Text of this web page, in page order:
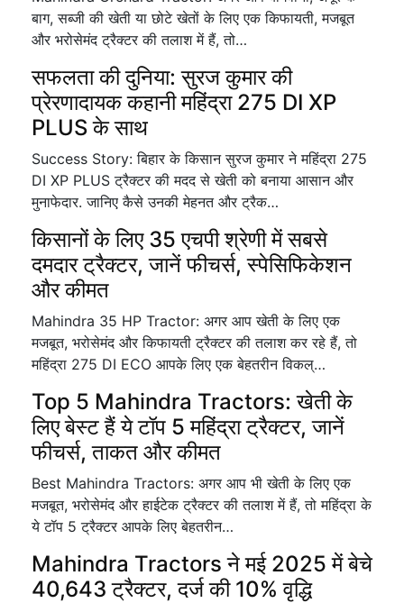
बाग, सब्जी की खेती या छोटे खेतों के लिए एक किफायती, मजबूत
और भरोसेमंद ट्रैक्टर की तलाश में हैं, तो…
सफलता की दुनिया: सुरज कुमार की
प्रेरणादायक कहानी महिंद्रा 275 DI XP
PLUS के साथ
Success Story: बिहार के किसान सुरज कुमार ने महिंद्रा 275
DI XP PLUS ट्रैक्टर की मदद से खेती को बनाया आसान और
मुनाफेदार. जानिए कैसे उनकी मेहनत और ट्रैक…
किसानों के लिए 35 एचपी श्रेणी में सबसे
दमदार ट्रैक्टर, जानें फीचर्स, स्पेसिफिकेशन
और कीमत
Mahindra 35 HP Tractor: अगर आप खेती के लिए एक
मजबूत, भरोसेमंद और किफायती ट्रैक्टर की तलाश कर रहे हैं, तो
महिंद्रा 275 DI ECO आपके लिए एक बेहतरीन विकल्…
Top 5 Mahindra Tractors: खेती के
लिए बेस्ट हैं ये टॉप 5 महिंद्रा ट्रैक्टर, जानें
फीचर्स, ताकत और कीमत
Best Mahindra Tractors: अगर आप भी खेती के लिए एक
मजबूत, भरोसेमंद और हाईटेक ट्रैक्टर की तलाश में हैं, तो महिंद्रा के
ये टॉप 5 ट्रैक्टर आपके लिए बेहतरीन…
Mahindra Tractors ने मई 2025 में बेचे
40,643 ट्रैक्टर, दर्ज की 10% वृद्धि